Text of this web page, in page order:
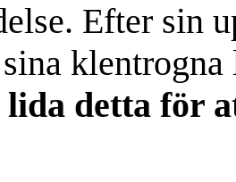
Efter sin
lida detta för